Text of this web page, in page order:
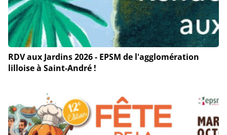
RDV aux Jardins 2026 - EPSM de l'agglomération
lilloise à Saint-André !